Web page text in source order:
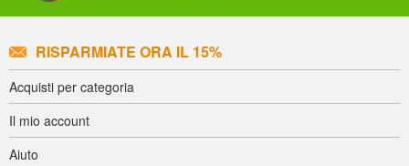
RISPARMIATE ORA IL 15%
Acquisti per categoria
Il mio account
Aiuto